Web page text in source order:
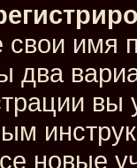
свои имя
два
новые